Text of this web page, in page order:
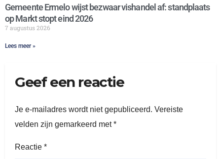
Gemeente Ermelo wijst bezwaar vishandel af: standplaats
op Markt stopt eind 2026
7 augustus 2026
Lees meer »
Geef een reactie
Je e-mailadres wordt niet gepubliceerd. Vereiste
velden zijn gemarkeerd met*
Reactie *